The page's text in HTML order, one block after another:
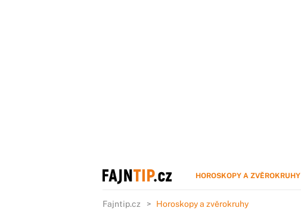
HOROSKOPY A ZVĚROKRUHY
Fajntip.cz Horoskopy a zvěrokruhy